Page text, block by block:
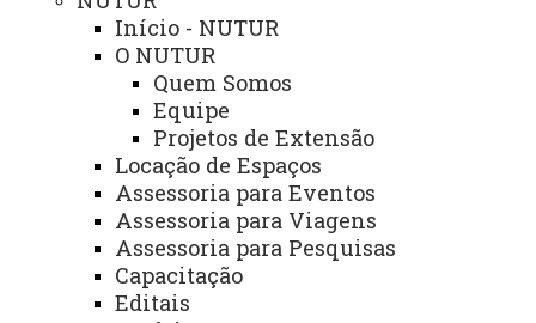
Início - NUTUR
O NUTUR
Quem Somos
Equipe
Projetos de Extensão
Locação de Espaços
Assessoria para Eventos
Assessoria para Viagens
Assessoria para Pesquisas
Capacitação
Editais
© 2026 Todos os direitos reservados.
UNIOESTE - Universidade Estadual do Oeste do